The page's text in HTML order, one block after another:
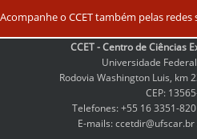
Acompanhe o CCET também pelas redes
CCET - Centro de Ciências
Universidade
Rodovia Washington Luis, km
CEP:
Telefones: +55 16 3351-
E-mails: